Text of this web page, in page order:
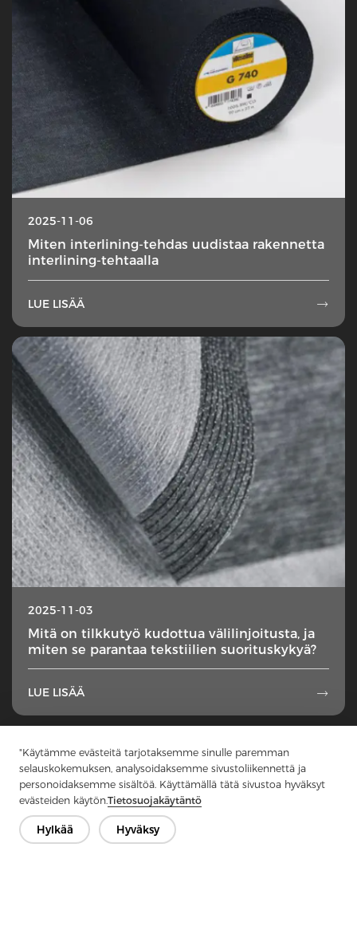
"Käytämme evästeitä tarjotaksemme sinulle paremman
selauskokemuksen, analysoidaksemme sivustoliikennettä ja
personoidaksemme sisältöä. Käyttämällä tätä sivustoa hyväksyt
evästeiden käytön.Tietosuojakäytäntö
Hylkää Hyväksy
2025-11-06
Miten interlining-tehdas uudistaa rakennetta
interlining-tehtaalla
LUE LISÄÄ 
2025-11-03
Mitä on tilkkutyö kudottua välilinjoitusta, ja
miten se parantaa tekstiilien suorituskykyä?
LUE LISÄÄ 
1 ... 4
Ota yhteyttä